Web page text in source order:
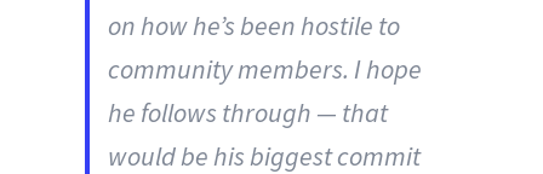
on how he’s been hostile to
community members. I hope
he follows through — that
would be his biggest commit